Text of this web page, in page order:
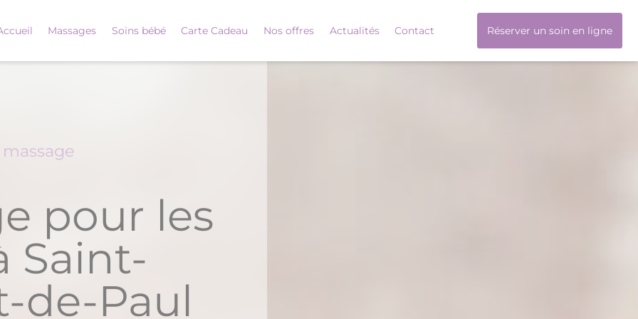
Massages Soins bébé Carte Cadeau Nos offres Actualités Contact Réserver un soin en ligne
pour les
Saint-
de-Paul